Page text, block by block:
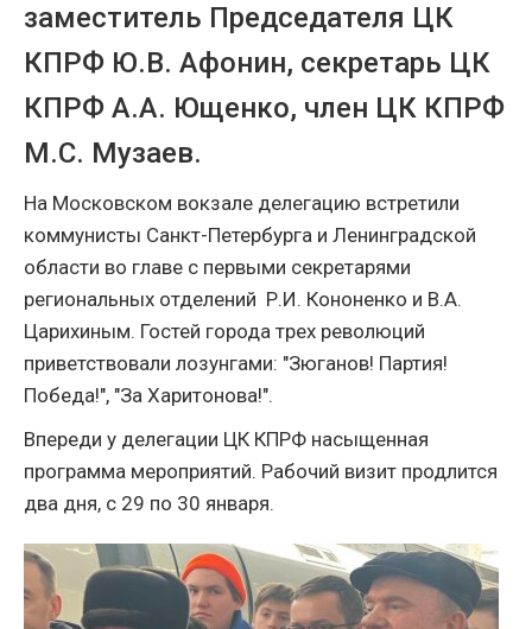
заместитель Председателя ЦК
КПРФ Ю.В. Афонин, секретарь ЦК
КПРФ А.А. Ющенко, член ЦК КПРФ
М.С. Музаев.
На Московском вокзале делегацию встретили
коммунисты Санкт-Петербурга и Ленинградской
области во главе с первыми секретарями
региональных отделений Р.И. Кононенко и В.А.
Царихиным. Гостей города трех революций
приветствовали лозунгами: "Зюганов! Партия!
Победа!", "За Харитонова!".
Впереди у делегации ЦК КПРФ насыщенная
программа мероприятий. Рабочий визит продлится
два дня, с 29 по 30 января.